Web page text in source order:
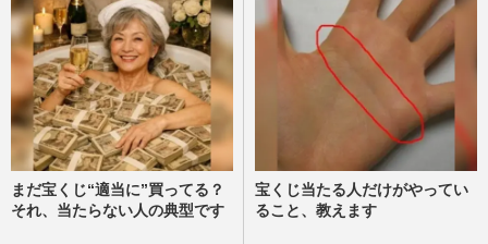
まだ宝くじ“適当に”買ってる？
それ、当たらない人の典型です
宝くじ当たる人だけがやってい
ること、教えます